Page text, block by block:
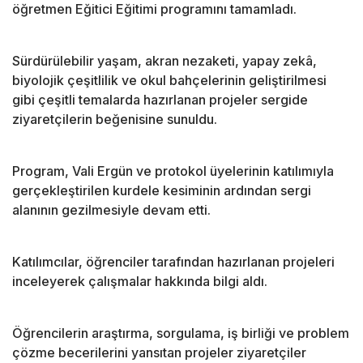
öğretmen Eğitici Eğitimi programını tamamladı.
Sürdürülebilir yaşam, akran nezaketi, yapay zekâ,
biyolojik çeşitlilik ve okul bahçelerinin geliştirilmesi
gibi çeşitli temalarda hazırlanan projeler sergide
ziyaretçilerin beğenisine sunuldu.
Program, Vali Ergün ve protokol üyelerinin katılımıyla
gerçekleştirilen kurdele kesiminin ardından sergi
alanının gezilmesiyle devam etti.
Katılımcılar, öğrenciler tarafından hazırlanan projeleri
inceleyerek çalışmalar hakkında bilgi aldı.
Öğrencilerin araştırma, sorgulama, iş birliği ve problem
çözme becerilerini yansıtan projeler ziyaretçiler